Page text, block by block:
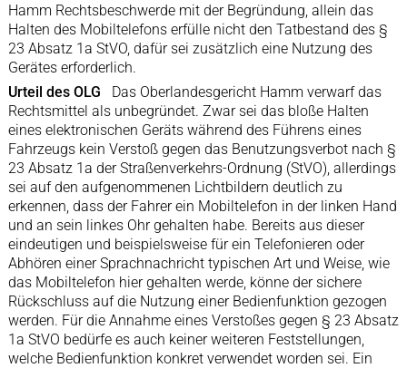
Hamm Rechtsbeschwerde mit der Begründung, allein das
Halten des Mobiltelefons erfülle nicht den Tatbestand des §
23 Absatz 1a StVO, dafür sei zusätzlich eine Nutzung des
Gerätes erforderlich.
Urteil des OLG Das Oberlandesgericht Hamm verwarf das
Rechtsmittel als unbegründet. Zwar sei das bloße Halten
eines elektronischen Geräts während des Führens eines
Fahrzeugs kein Verstoß gegen das Benutzungsverbot nach §
23 Absatz 1a der Straßenverkehrs-Ordnung (StVO), allerdings
sei auf den aufgenommenen Lichtbildern deutlich zu
erkennen, dass der Fahrer ein Mobiltelefon in der linken Hand
und an sein linkes Ohr gehalten habe. Bereits aus dieser
eindeutigen und beispielsweise für ein Telefonieren oder
Abhören einer Sprachnachricht typischen Art und Weise, wie
das Mobiltelefon hier gehalten werde, könne der sichere
Rückschluss auf die Nutzung einer Bedienfunktion gezogen
werden. Für die Annahme eines Verstoßes gegen § 23 Absatz
1a StVO bedürfe es auch keiner weiteren Feststellungen,
welche Bedienfunktion konkret verwendet worden sei. Ein